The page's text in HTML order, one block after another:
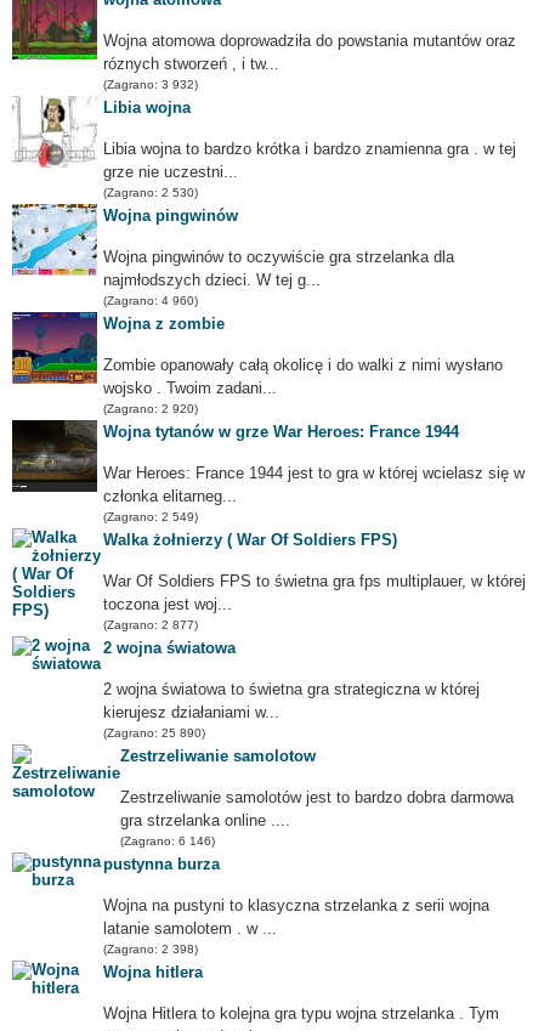
Wojna atomowa doprowadziła do powstania mutantów oraz
róznych stworzeń , i tw...
(Zagrano: 3 932)
Libia wojna
Libia wojna to bardzo krótka i bardzo znamienna gra . w tej
grze nie uczestni...
(Zagrano: 2 530)
Wojna pingwinów
Wojna pingwinów to oczywiście gra strzelanka dla
najmłodszych dzieci. W tej g...
(Zagrano: 4 960)
Wojna z zombie
Zombie opanowały całą okolicę i do walki z nimi wysłano
wojsko . Twoim zadani...
(Zagrano: 2 920)
Wojna tytanów w grze War Heroes: France 1944
War Heroes: France 1944 jest to gra w której wcielasz się w
członka elitarneg...
(Zagrano: 2 549)
Walka żołnierzy ( War Of Soldiers FPS)
War Of Soldiers FPS to świetna gra fps multiplauer, w której
toczona jest woj...
(Zagrano: 2 877)
2 wojna światowa
2 wojna światowa to świetna gra strategiczna w której
kierujesz działaniami w...
(Zagrano: 25 890)
Zestrzeliwanie samolotow
Zestrzeliwanie samolotów jest to bardzo dobra darmowa
gra strzelanka online ....
(Zagrano: 6 146)
pustynna burza
Wojna na pustyni to klasyczna strzelanka z serii wojna
latanie samolotem . w ...
(Zagrano: 2 398)
Wojna hitlera
Wojna Hitlera to kolejna gra typu wojna strzelanka . Tym